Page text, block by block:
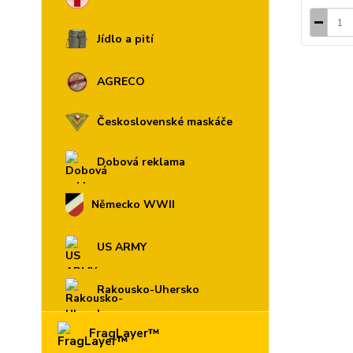
Jídlo a pití
AGRECO
Československé maskáče
Dobová reklama
Německo WWII
US ARMY
Rakousko-Uhersko
FragLayer™